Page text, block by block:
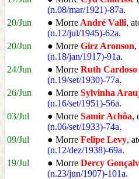
(n.08/mar/1921)-87a.
20/Jun
● Morre André Valli,
(n.12/jul/1945)-62a.
20/Jun
● Morre Girz Aronson,
(n.18/jan/1917)-91a.
24/Jun
● Morre Ruth Cardoso
(n.19/set/1930)-77a.
26/Jun
● Morre Sylvinha
(n.16/set/1951)-56a.
03/Jul
● Morre Samir Achôa,
(n.06/set/1933)-74a.
09/Jul
● Morre Felipe Levy,
(n.12/dez/1938)-69a.
19/Jul
● Morre Dercy
(n.23/jun/1907)-101a.